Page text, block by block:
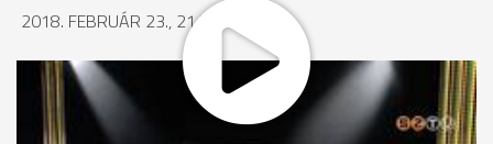
2018. FEBRUÁR 23., 21:58
MEGOSZTÁS